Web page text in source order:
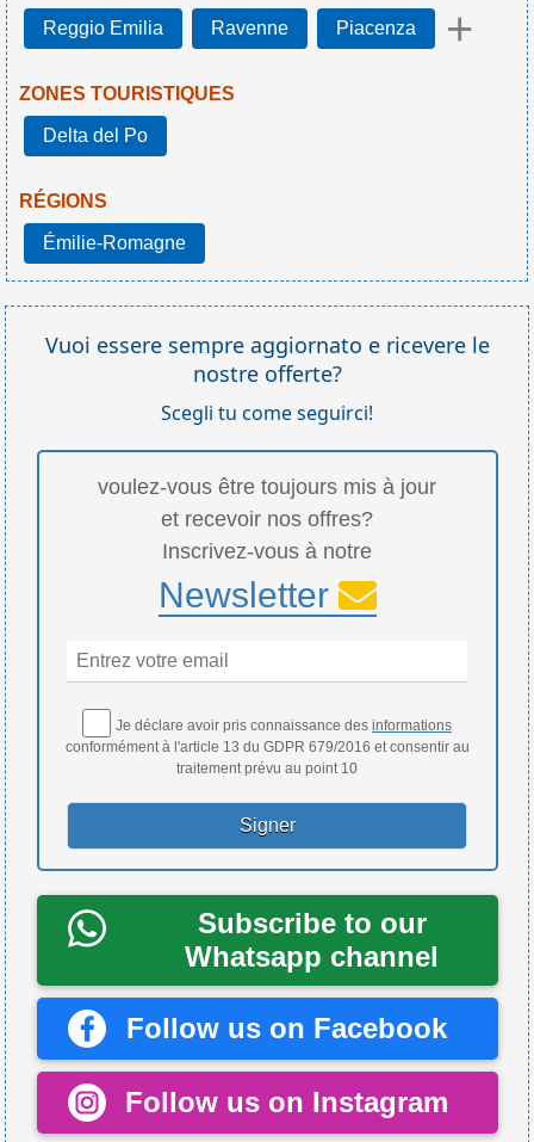
Reggio Emilia Ravenne Piacenza +
ZONES TOURISTIQUES
Delta del Po
RÉGIONS
Émilie-Romagne
Vuoi essere sempre aggiornato e ricevere le
nostre offerte?
Scegli tu come seguirci!
voulez-vous être toujours mis à jour
et recevoir nos offres?
Inscrivez-vous à notre
Newsletter
Je déclare avoir pris connaissance des informations
conformément à l'article 13 du GDPR 679/2016 et consentir au
traitement prévu au point 10
Subscribe to our
Whatsapp channel
Follow us on Facebook
Follow us on Instagram